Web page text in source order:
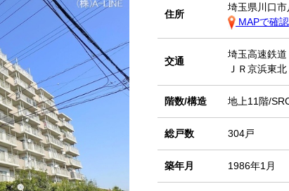
住所
埼玉県川口
MAPで確認
交通
埼玉高速鉄道
ＪＲ京浜東
階数/構造 地上11階/
総戸数 304戸
築年月 1986年1月